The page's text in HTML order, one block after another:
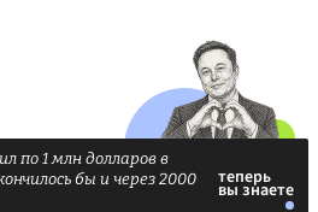
по 1 млн долларов в
бы и через 2000